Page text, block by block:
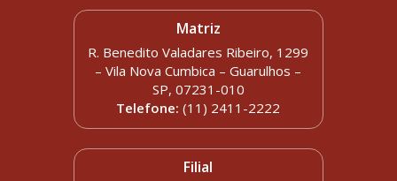
Matriz
R. Benedito Valadares Ribeiro, 1299
– Vila Nova Cumbica – Guarulhos –
SP, 07231-010
Telefone:(11) 2411-2222
Filial